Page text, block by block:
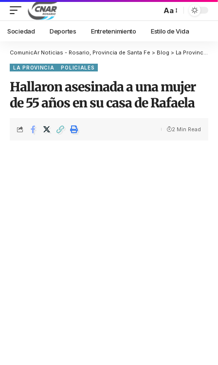
Aa
Sociedad Deportes Entretenimiento Estilo de Vida
ComunicAr Noticias - Rosario, Provincia de Santa Fe > Blog > La Provincia
LA PROVINCIA POLICIALES
Hallaron asesinada a una mujer
de 55 años en su casa de Rafaela
2 Min Read